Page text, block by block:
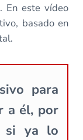
En este vídeo
basado en
para
a él, por
si ya lo